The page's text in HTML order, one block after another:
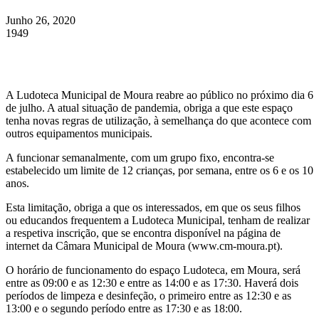
Junho 26, 2020
1949
A Ludoteca Municipal de Moura reabre ao público no próximo dia 6
de julho. A atual situação de pandemia, obriga a que este espaço
tenha novas regras de utilização, à semelhança do que acontece com
outros equipamentos municipais.
A funcionar semanalmente, com um grupo fixo, encontra-se
estabelecido um limite de 12 crianças, por semana, entre os 6 e os 10
anos.
Esta limitação, obriga a que os interessados, em que os seus filhos
ou educandos frequentem a Ludoteca Municipal, tenham de realizar
a respetiva inscrição, que se encontra disponível na página de
internet da Câmara Municipal de Moura (www.cm-moura.pt).
O horário de funcionamento do espaço Ludoteca, em Moura, será
entre as 09:00 e as 12:30 e entre as 14:00 e as 17:30. Haverá dois
períodos de limpeza e desinfeção, o primeiro entre as 12:30 e as
13:00 e o segundo período entre as 17:30 e as 18:00.